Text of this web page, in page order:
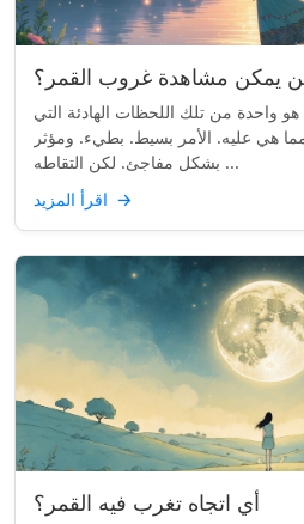
يمكن مشاهدة غروب القمر؟
هو واحدة من تلك اللحظات الهادئة التي
مما هي عليه. الأمر بسيط. بطيء. ومؤثر
بشكل مفاجئ. لكن التقاطه ...
→
أي اتجاه تغرب فيه القمر؟